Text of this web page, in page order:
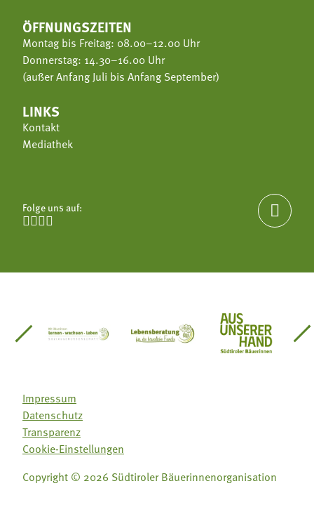
ÖFFNUNGSZEITEN
Montag bis Freitag: 08.00–12.00 Uhr
Donnerstag: 14.30–16.00 Uhr
(außer Anfang Juli bis Anfang September)
LINKS
Kontakt
Mediathek
Folge uns auf:


Südtirol
Gärtnervereinigung
Sozialgenossenschaft Mit Bäuerinnen lernen -
Lebensberatung für dieAus unserer
Impressum
Datenschutz
Transparenz
Cookie-Einstellungen
Copyright © 2026 Südtiroler Bäuerinnenorganisation